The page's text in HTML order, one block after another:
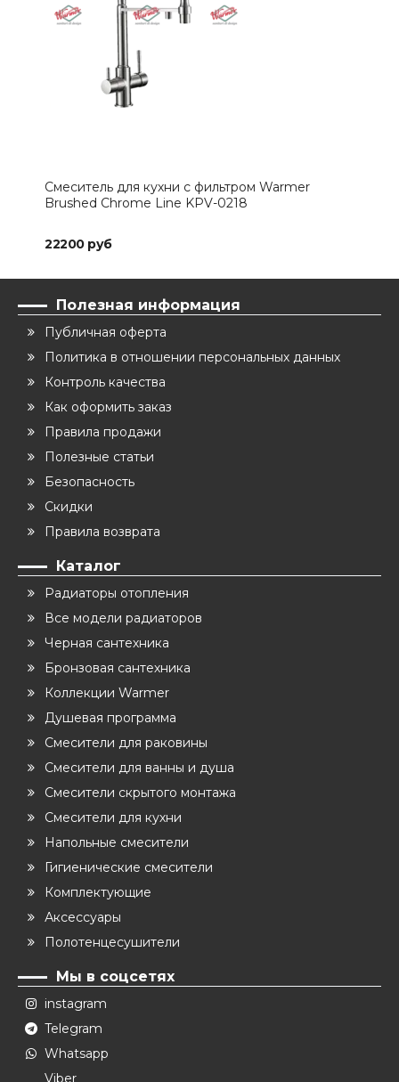
Смеситель для кухни с фильтром Warmer
Brushed Chrome Line KPV-0218
22200 руб
Полезная информация
Публичная оферта
Политика в отношении персональных данных
Контроль качества
Как оформить заказ
Правила продажи
Полезные статьи
Безопасность
Скидки
Правила возврата
Каталог
Радиаторы отопления
Все модели радиаторов
Черная сантехника
Бронзовая сантехника
Коллекции Warmer
Душевая программа
Смесители для раковины
Смесители для ванны и душа
Смесители скрытого монтажа
Смесители для кухни
Напольные смесители
Гигиенические смесители
Комплектующие
Аксессуары
Полотенцесушители
Мы в соцсетях
instagram
Telegram
Whatsapp
Viber